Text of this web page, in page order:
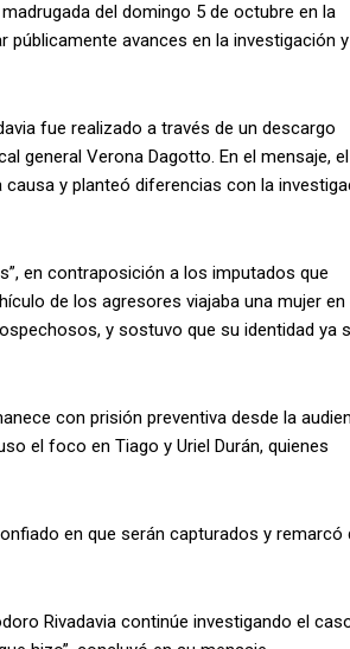
del domingo 5 de octubre en la
públicamente avances en la investigación
fue realizado a través de un descargo
general Verona Dagotto. En el mensaje, el
y planteó diferencias con la
en contraposición a los imputados que
de los agresores viajaba una mujer en
y sostuvo que su identidad ya
con prisión preventiva desde la
el foco en Tiago y Uriel Durán, quienes
en que serán capturados y remarcó
Rivadavia continúe investigando el